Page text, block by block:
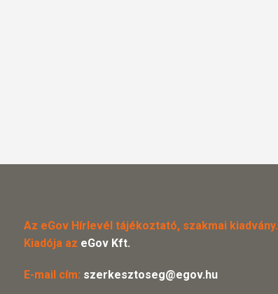
Az eGov Hírlevél tájékoztató, szakmai kiadvány.
Kiadója az eGov Kft.
E-mail cím: szerkesztoseg@egov.hu